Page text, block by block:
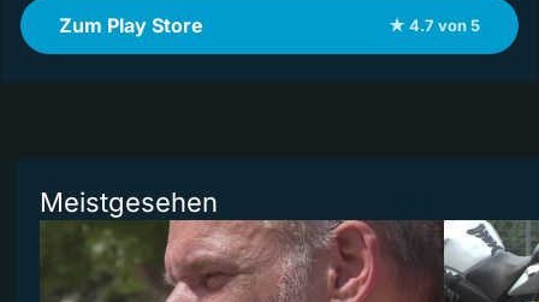
Zum Play Store ★ 4.7 von 5
Meistgesehen